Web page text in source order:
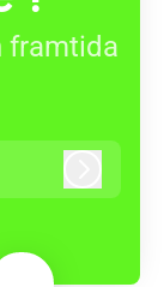
framtida